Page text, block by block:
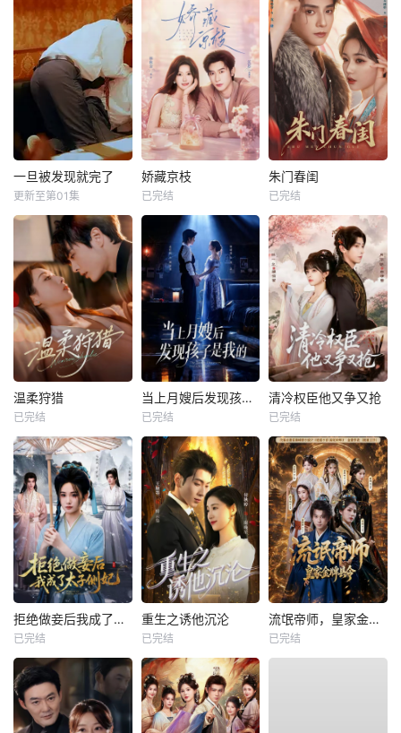
一旦被发现就完了
更新至第01集
娇藏京枝
已完结
朱门春闺
已完结
温柔狩猎
已完结
当上月嫂后发现孩子是我的
已完结
清冷权臣他又争又抢
已完结
拒绝做妾后我成了太子侧妃
已完结
重生之诱他沉沦
已完结
流氓帝师，皇家金牌县令
已完结